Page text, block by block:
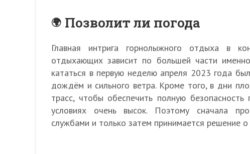
Позволит ли погода
Главная интрига горнолыжного отдыха в
отдыхающих зависит по большей части
кататься в первую неделю апреля 2023 года
дождём и сильного ветра. Кроме того, в дни
трасс, чтобы обеспечить полную
условиях очень высок. Поэтому сначала
службами и только затем принимается решение